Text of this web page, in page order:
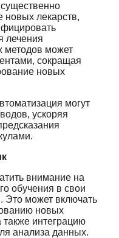
новых лекарств,
лечения
методов может
сокращая
новых
могут
ускоряя
внимание на
обучения в свои
Это может включать
новых
также интеграцию
анализа данных.